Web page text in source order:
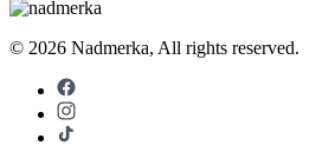
© 2026 Nadmerka, All rights reserved.